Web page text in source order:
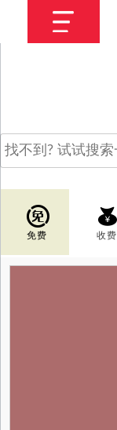
免费 收费